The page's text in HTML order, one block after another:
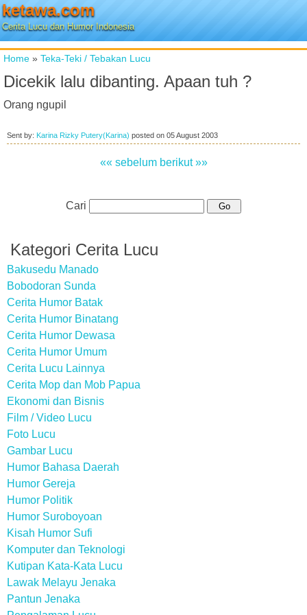
ketawa.com
Cerita Lucu dan Humor Indonesia
Home » Teka-Teki / Tebakan Lucu
Dicekik lalu dibanting. Apaan tuh ?
Orang ngupil
Sent by: Karina Rizky Putery(Karina) posted on 05 August 2003
«« sebelum berikut »»
Cari
Kategori Cerita Lucu
Bakusedu Manado
Bobodoran Sunda
Cerita Humor Batak
Cerita Humor Binatang
Cerita Humor Dewasa
Cerita Humor Umum
Cerita Lucu Lainnya
Cerita Mop dan Mob Papua
Ekonomi dan Bisnis
Film / Video Lucu
Foto Lucu
Gambar Lucu
Humor Bahasa Daerah
Humor Gereja
Humor Politik
Humor Suroboyoan
Kisah Humor Sufi
Komputer dan Teknologi
Kutipan Kata-Kata Lucu
Lawak Melayu Jenaka
Pantun Jenaka